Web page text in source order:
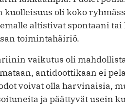
oli koko
altistivat spontaani
toimintahäiriö.
vaikutus oli
antidoottikaan ei
voivat olla harvinaisia,
ja päättyvät usein